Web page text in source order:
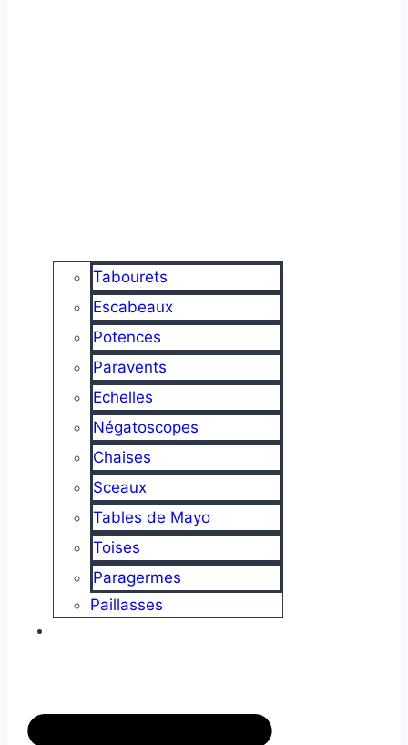
Tabourets
Escabeaux
Potences
Paravents
Echelles
Négatoscopes
Chaises
Sceaux
Tables de Mayo
Toises
Paragermes
Paillasses